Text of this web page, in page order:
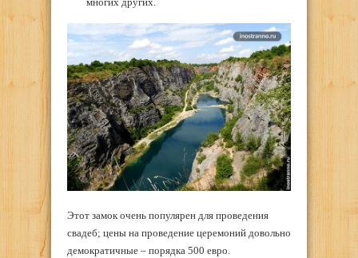
Этот замок очень популярен для проведения
свадеб; цены на проведение церемоний довольно
демократичные – порядка 500 евро.